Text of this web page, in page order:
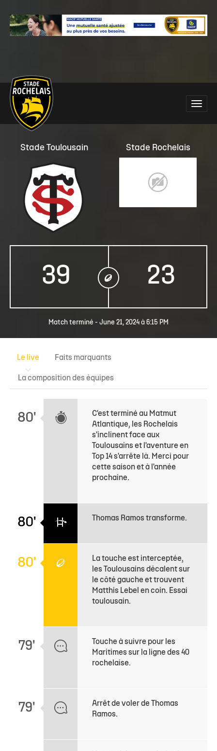
Main
site
navigation
Toggle
Stade Toulousain
39 23
Match terminé - June 21, 2024 à 6:15 PM
Stade Rochelais
Le live Faits marquants
La composition des équipes
80'
C'est terminé au Matmut
Atlantique, les Rochelais
s'inclinent face aux
Toulousains et l'aventure en
Top 14 s'arrête là. Merci pour
cette saison et à l'année
prochaine.
80' Thomas Ramos transforme.
80'
La touche est interceptée,
les Toulousains décalent sur
le côté gauche et trouvent
Matthis Lebel en coin. Essai
toulousain.
79'
Touche à suivre pour les
Maritimes sur la ligne des 40
rochelaise.
79'
Arrêt de voler de Thomas
Ramos.